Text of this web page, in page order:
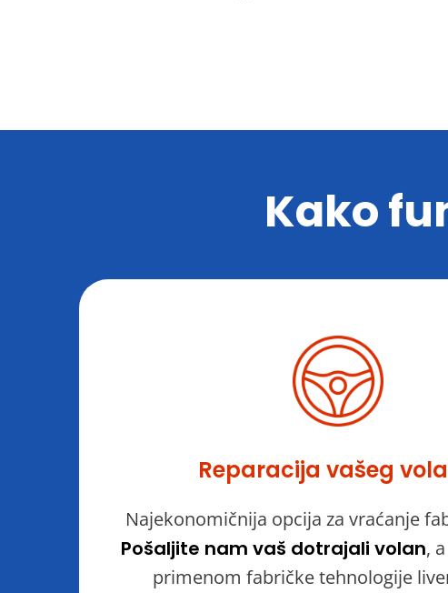
Kako
Reparacija vašeg
Najekonomičnija opcija za vraćanje
Pošaljite nam vaš dotrajali volan,
primenom fabričke tehnologije